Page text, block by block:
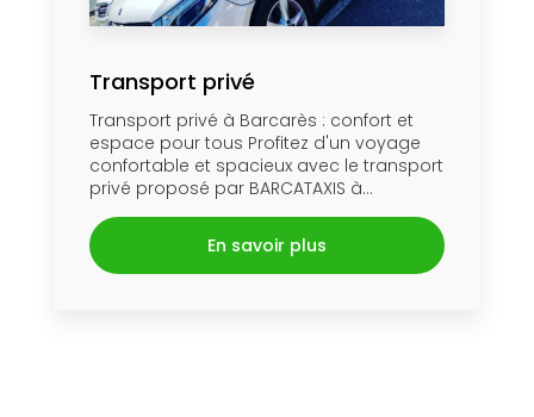
Transport privé
Transport privé à Barcarès : confort et
espace pour tous Profitez d'un voyage
confortable et spacieux avec le transport
privé proposé par BARCATAXIS à...
En savoir plus